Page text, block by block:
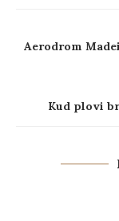
Aerodrom
Kud plovi